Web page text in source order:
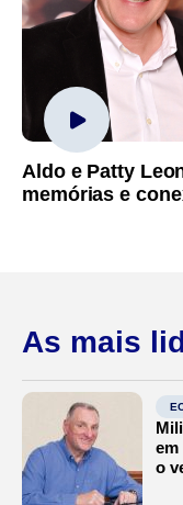
Aldo e Patty
memórias e
As mais
em
o